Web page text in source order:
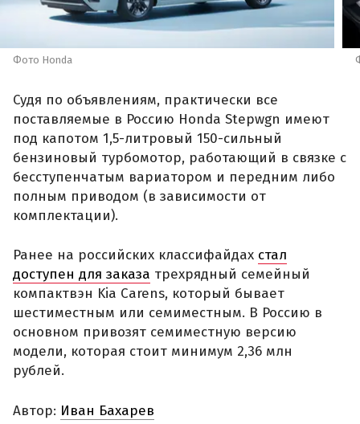
Фото Honda
Судя по объявлениям, практически все
поставляемые в Россию Honda Stepwgn имеют
под капотом 1,5-литровый 150-сильный
бензиновый турбомотор, работающий в связке с
бесступенчатым вариатором и передним либо
полным приводом (в зависимости от
комплектации).
Ранее на российских классифайдах стал
доступен для заказа трехрядный семейный
компактвэн Kia Carens, который бывает
шестиместным или семиместным. В Россию в
основном привозят семиместную версию
модели, которая стоит минимум 2,36 млн
рублей.
Автор: Иван Бахарев